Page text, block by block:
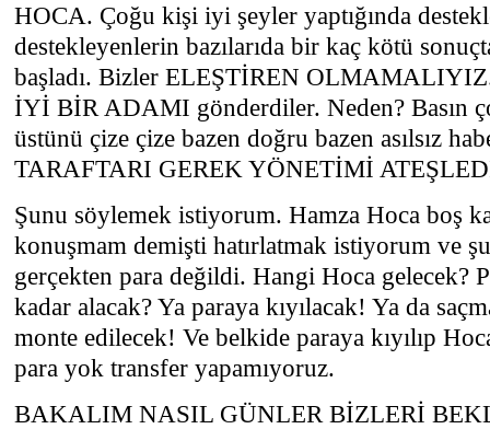
HOCA. Çoğu kişi iyi şeyler yaptığında
destekleyenlerin bazılarıda bir kaç kötü
başladı. Bizler ELEŞTİREN
İYİ BİR ADAMI gönderdiler. Neden? Basın
üstünü çize çize bazen doğru bazen asılsız
TARAFTARI GEREK YÖNETİMİ
Şunu söylemek istiyorum. Hamza Hoca boş
konuşmam demişti hatırlatmak istiyorum ve
gerçekten para değildi. Hangi Hoca gelecek?
kadar alacak? Ya paraya kıyılacak! Ya da
monte edilecek! Ve belkide paraya kıyılıp
para yok transfer yapamıyoruz.
BAKALIM NASIL GÜNLER BİZLERİ